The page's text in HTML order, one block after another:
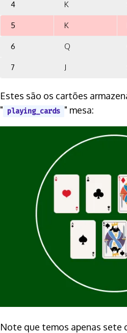
4 K
5 K
6 Q
7 J
Estes são os cartões
" playing_cards " mesa:
Note que temos apenas sete